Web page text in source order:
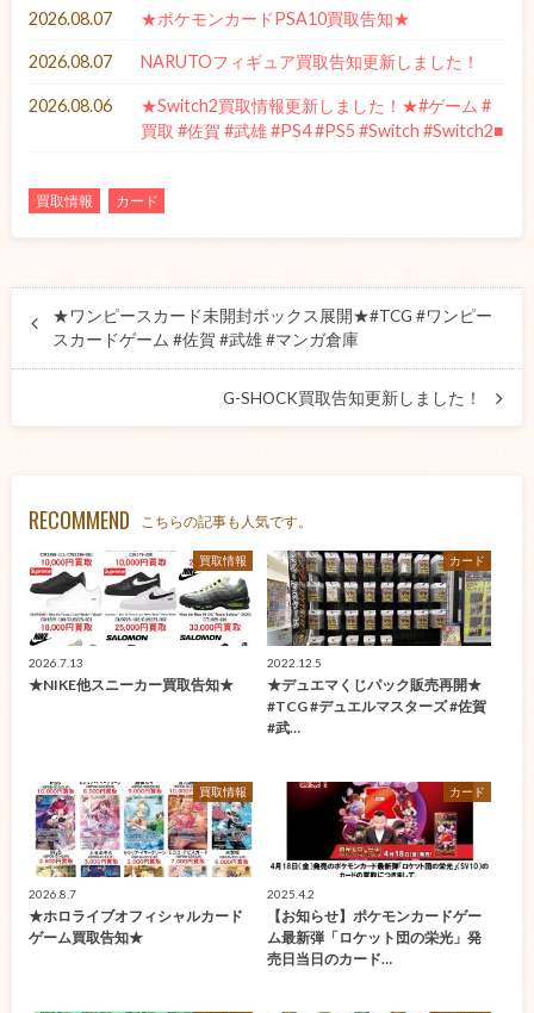
2026.08.07 ★ポケモンカードPSA10買取告知★
2026.08.07 NARUTOフィギュア買取告知更新しました！
2026.08.06
★Switch2買取情報更新しました！★#ゲーム #
買取 #佐賀 #武雄 #PS4 #PS5 #Switch #Switch2■
買取情報 カード
★ワンピースカード未開封ボックス展開★#TCG #ワンピー
スカードゲーム #佐賀 #武雄 #マンガ倉庫
G-SHOCK買取告知更新しました！
RECOMMEND こちらの記事も人気です。
買取情報
2026.7.13
★NIKE他スニーカー買取告知★
カード
2022.12.5
★デュエマくじパック販売再開★
#TCG #デュエルマスターズ #佐賀
#武…
買取情報
2026.8.7
★ホロライブオフィシャルカード
ゲーム買取告知★
カード
2025.4.2
【お知らせ】ポケモンカードゲー
ム最新弾「ロケット団の栄光」発
売日当日のカード…